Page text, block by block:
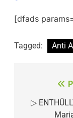
[dfads
Tagged: Anti
▷